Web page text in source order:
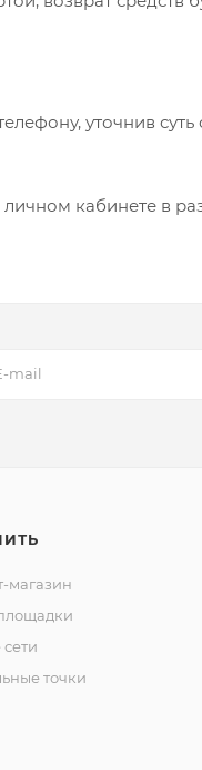
уточнив
кабинете в
магазин
точки